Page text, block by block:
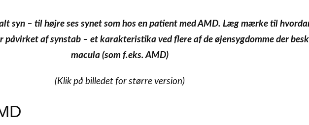
syn – til højre ses synet som hos en patient med AMD. Læg mærke til
påvirket af synstab – et karakteristika ved flere af de øjensygdomme der
macula (som f.eks. AMD)
(Klik på billedet for større version)